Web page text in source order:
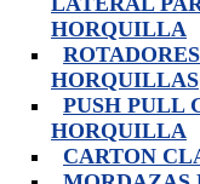
HORQUILLA
HORQUILLAS
PUSH PULL
HORQUILLA
CARTON